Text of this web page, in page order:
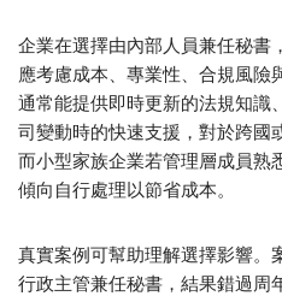
企業在選擇由內部人員兼任秘書
應考慮成本、專業性、合規風險
通常能提供即時更新的法規知識
司變動時的快速支援，對於跨國
而小型家族企業若管理層成員熟
傾向自行處理以節省成本。
真實案例可幫助理解選擇影響。
行政主管兼任秘書，結果錯過周